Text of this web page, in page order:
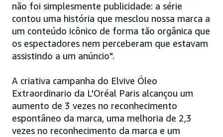
não foi simplesmente publicidade: a série
contou uma história que mesclou nossa marca a
um conteúdo icônico de forma tão orgânica que
os espectadores nem perceberam que estavam
assistindo a um anúncio".
A criativa campanha do Elvive Óleo
Extraordinario da L'Oréal Paris alcançou um
aumento de 3 vezes no reconhecimento
espontâneo da marca, uma melhoria de 2,3
vezes no reconhecimento da marca e um